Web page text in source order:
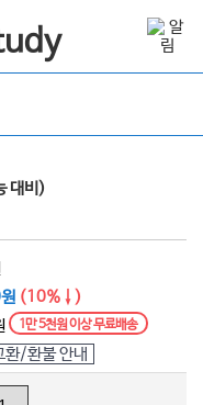
대비)
(10%↓)
1만 5천원 이상 무료배송
환/환불 안내